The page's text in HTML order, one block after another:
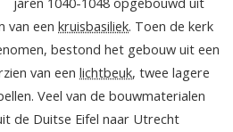
van een kruisbasiliek. Toen de kerk
bestond het gebouw uit een
van een lichtbeuk, twee lagere
Veel van de bouwmaterialen
de Duitse Eifel naar Utrecht